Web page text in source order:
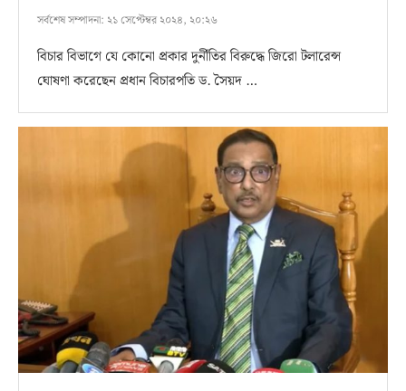
সর্বশেষ সম্পাদনা: ২১ সেপ্টেম্বর ২০২৪, ২০:২৬
বিচার বিভাগে যে কোনো প্রকার দুর্নীতির বিরুদ্ধে জিরো টলারেন্স
ঘোষণা করেছেন প্রধান বিচারপতি ড. সৈয়দ …